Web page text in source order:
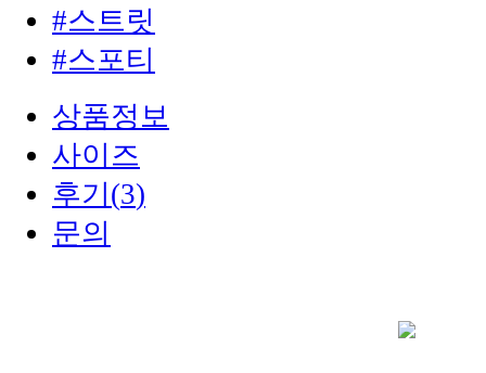
#스트릿
#스포티
상품정보
사이즈
후기(3)
문의